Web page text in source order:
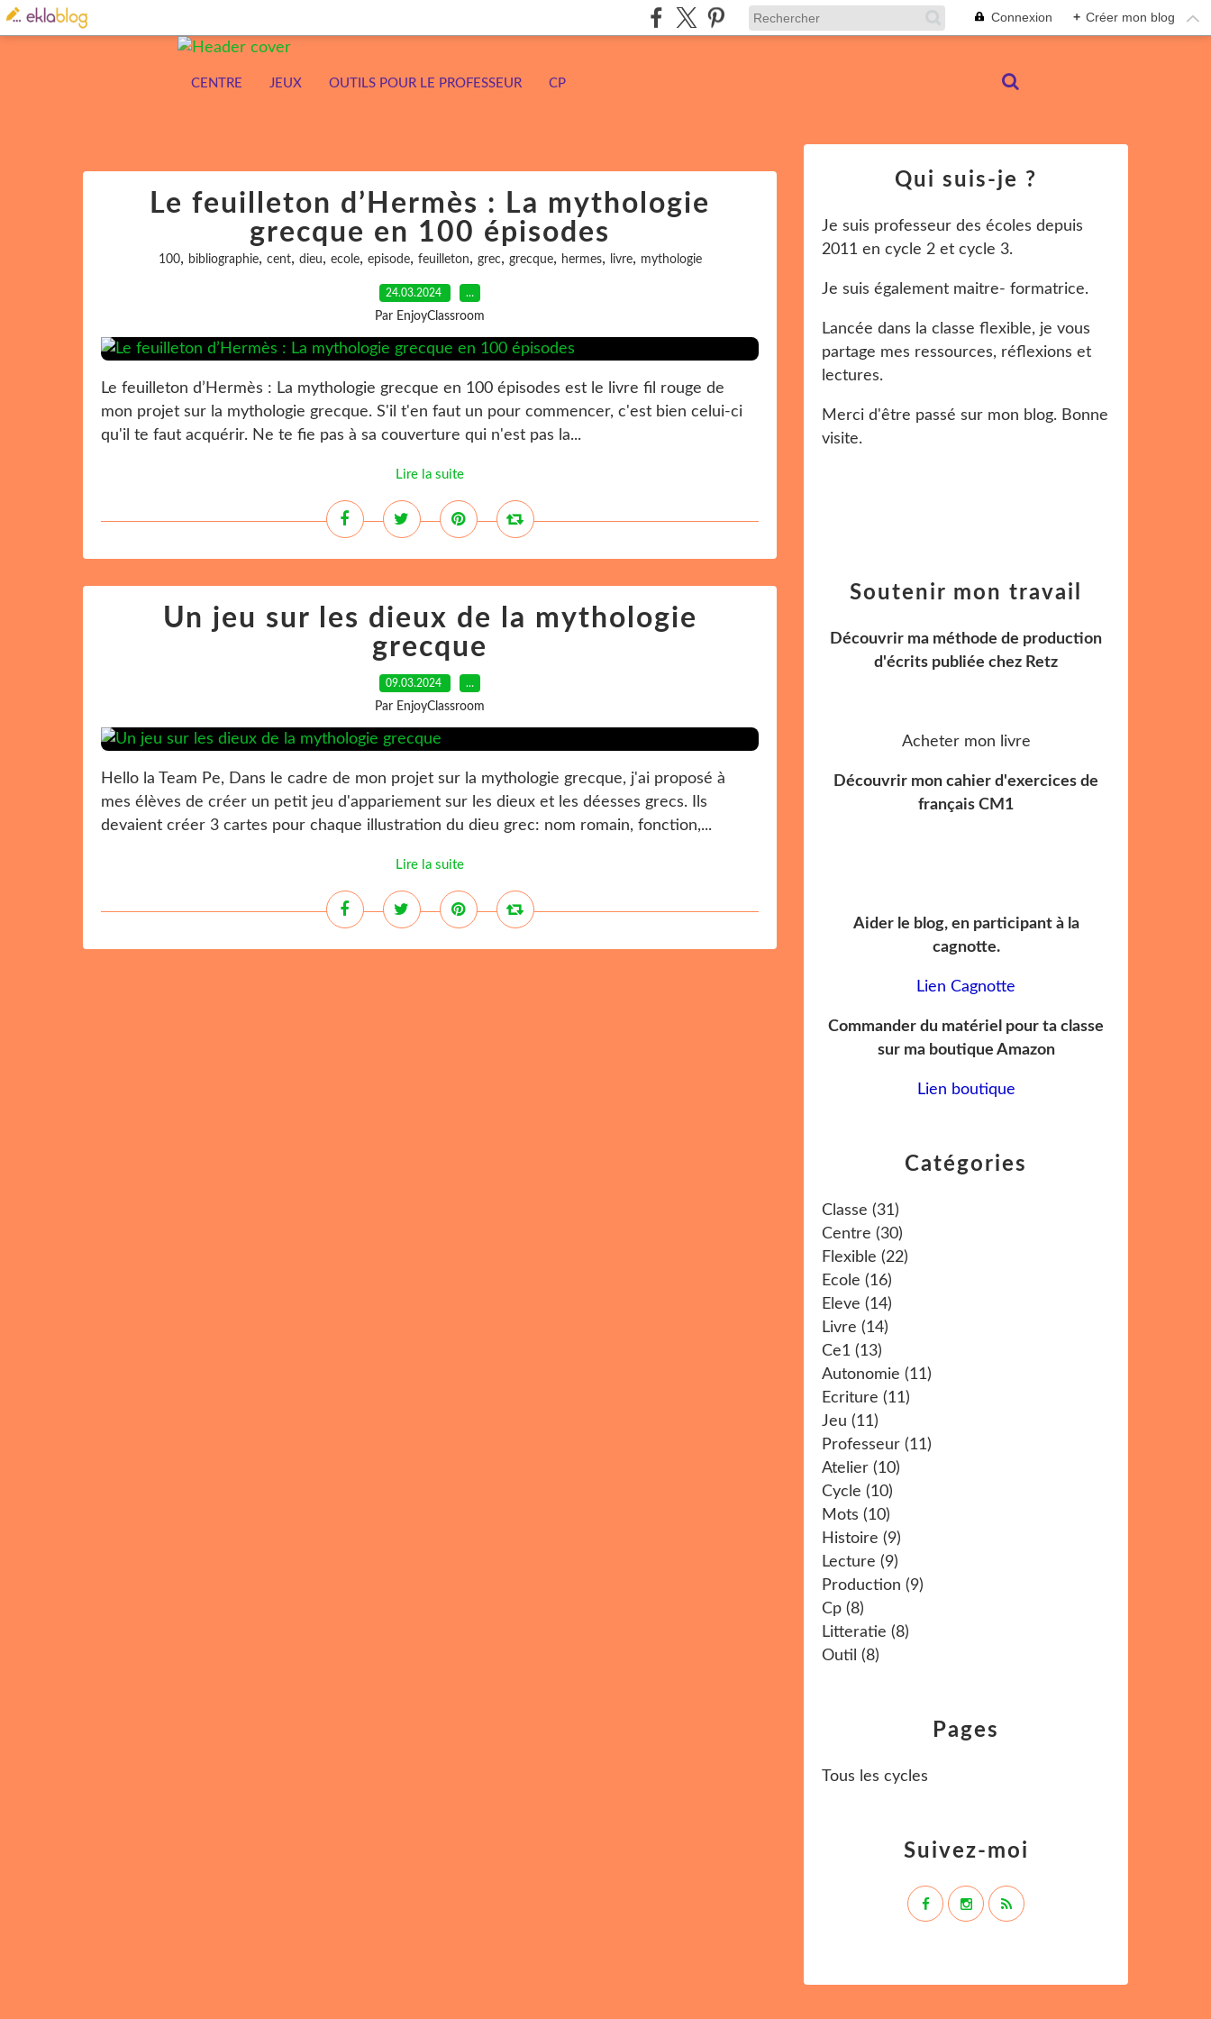
Connexion + Créer mon blog
CENTRE JEUX OUTILS POUR LE PROFESSEUR CP
Le feuilleton d’Hermès : La mythologie
grecque en 100 épisodes
100, bibliographie, cent, dieu, ecole, episode, feuilleton, grec, grecque, hermes, livre, mythologie
24.03.2024 …
Par EnjoyClassroom
Le feuilleton d’Hermès : La mythologie grecque en 100 épisodes est le livre fil rouge de
mon projet sur la mythologie grecque. S'il t'en faut un pour commencer, c'est bien celui-ci
qu'il te faut acquérir. Ne te fie pas à sa couverture qui n'est pas la...
Lire la suite
Un jeu sur les dieux de la mythologie
grecque
09.03.2024 …
Par EnjoyClassroom
Hello la Team Pe, Dans le cadre de mon projet sur la mythologie grecque, j'ai proposé à
mes élèves de créer un petit jeu d'appariement sur les dieux et les déesses grecs. Ils
devaient créer 3 cartes pour chaque illustration du dieu grec: nom romain, fonction,...
Lire la suite
Catégories
Classe (31)
Centre (30)
Flexible (22)
Ecole (16)
Eleve (14)
Livre (14)
Ce1 (13)
Autonomie (11)
Ecriture (11)
Jeu (11)
Professeur (11)
Atelier (10)
Cycle (10)
Mots (10)
Histoire (9)
Lecture (9)
Production (9)
Cp (8)
Litteratie (8)
Outil (8)
Pages
Tous les cycles
Suivez-moi
Qui suis-je ?
Je suis professeur des écoles depuis
2011 en cycle 2 et cycle 3.
Je suis également maitre- formatrice.
Lancée dans la classe flexible, je vous
partage mes ressources, réflexions et
lectures.
Merci d'être passé sur mon blog. Bonne
visite.
Soutenir mon travail
Découvrir ma méthode de production
d'écrits publiée chez Retz
Acheter mon livre
Découvrir mon cahier d'exercices de
français CM1
Aider le blog, en participant à la
cagnotte.
Lien Cagnotte
Commander du matériel pour ta classe
sur ma boutique Amazon
Lien boutique